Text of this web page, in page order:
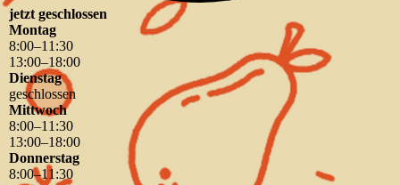
jetzt geschlossen
Montag
8:00–11 :30
13:00–18:00
Dienstag
geschlossen
Mittwoch
8:00–11 :30
13:00–18:00
Donnerstag
8:00–11 :30